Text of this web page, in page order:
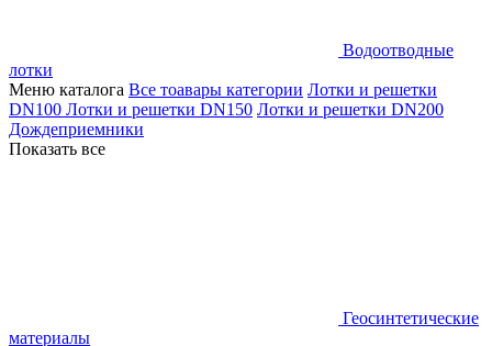
Водоотводные
лотки
Меню каталога Все тоавары категории Лотки и решетки
DN100 Лотки и решетки DN150 Лотки и решетки DN200
Дождеприемники
Показать все
Геосинтетические
материалы